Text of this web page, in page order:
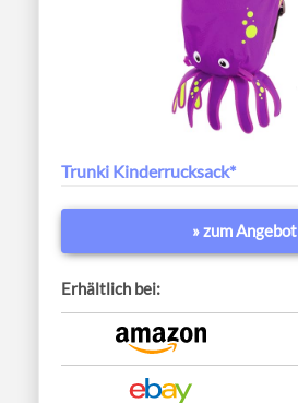
Trunki Kinderrucksack*
» zum Angebot
Erhältlich bei: